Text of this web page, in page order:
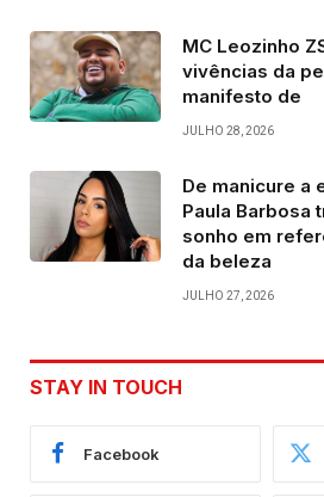
MC Leozinho
vivências da
manifesto de
JULHO 28, 2026
De manicure a
Paula Barbosa
sonho em
da beleza
JULHO 27, 2026
STAY IN TOUCH
Facebook